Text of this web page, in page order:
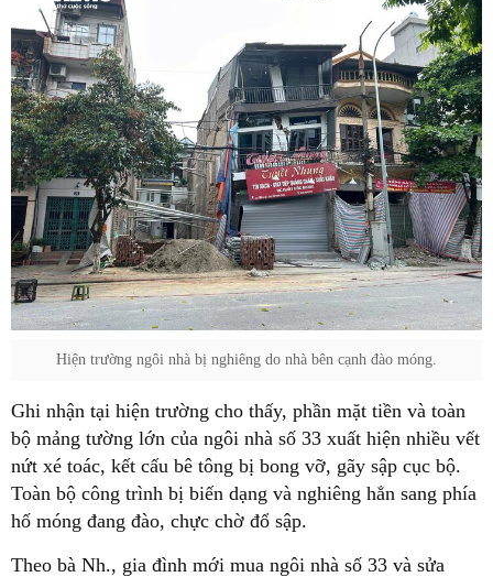
Hiện trường ngôi nhà bị nghiêng do nhà bên cạnh đào móng.
Ghi nhận tại hiện trường cho thấy, phần mặt tiền và toàn
bộ mảng tường lớn của ngôi nhà số 33 xuất hiện nhiều vết
nứt xé toác, kết cấu bê tông bị bong vỡ, gãy sập cục bộ.
Toàn bộ công trình bị biến dạng và nghiêng hẳn sang phía
hố móng đang đào, chực chờ đổ sập.
Theo bà Nh., gia đình mới mua ngôi nhà số 33 và sửa